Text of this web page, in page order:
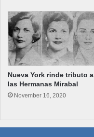
Nueva York rinde tributo a
las Hermanas Mirabal
November 16, 2020